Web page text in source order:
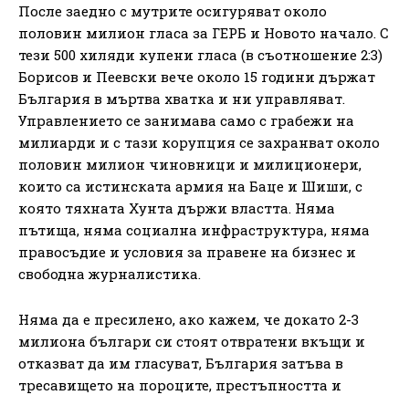
После заедно с мутрите осигуряват около
половин милион гласа за ГЕРБ и Новото начало. С
тези 500 хиляди купени гласа (в съотношение 2:3)
Борисов и Пеевски вече около 15 години държат
България в мъртва хватка и ни управляват.
Управлението се занимава само с грабежи на
милиарди и с тази корупция се захранват около
половин милион чиновници и милиционери,
които са истинската армия на Баце и Шиши, с
която тяхната Хунта държи властта. Няма
пътища, няма социална инфраструктура, няма
правосъдие и условия за правене на бизнес и
свободна журналистика.
Няма да е пресилено, ако кажем, че докато 2-3
милиона българи си стоят отвратени вкъщи и
отказват да им гласуват, България затъва в
тресавището на пороците, престъпността и